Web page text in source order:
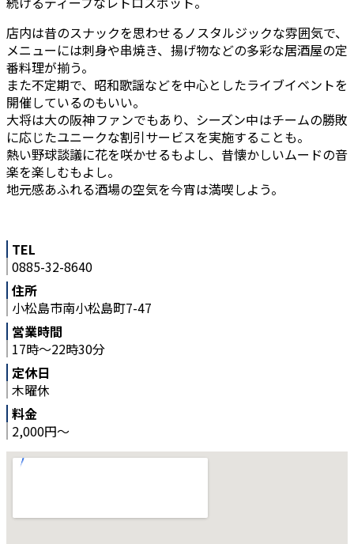
店内は昔のスナックを思わせるノスタルジックな雰囲気で、
メニューには刺身や串焼き、揚げ物などの多彩な居酒屋の定
番料理が揃う。
また不定期で、昭和歌謡などを中心としたライブイベントを
開催しているのもいい。
大将は大の阪神ファンでもあり、シーズン中はチームの勝敗
に応じたユニークな割引サービスを実施することも。
熱い野球談議に花を咲かせるもよし、昔懐かしいムードの音
楽を楽しむもよし。
地元感あふれる酒場の空気を今宵は満喫しよう。
TEL
0885-32-8640
住所
小松島市南小松島町7-47
営業時間
17時～22時30分
定休日
木曜休
料金
2,000円～